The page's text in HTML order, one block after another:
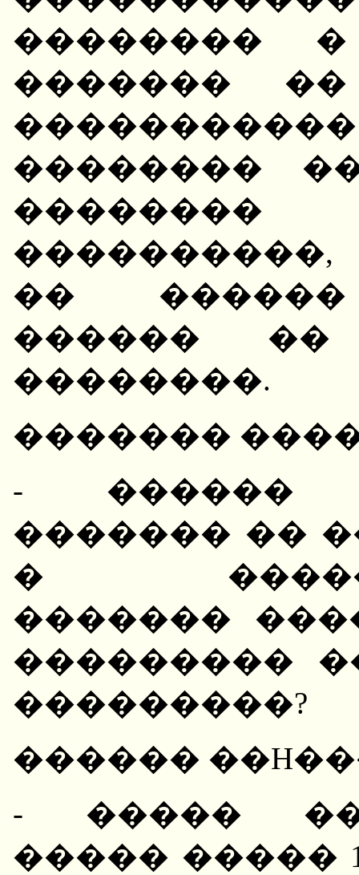
��������
�������
��������
�� ������
������ ��
��������.
�������
- ������
������� ��
�
�������
���������
���������?
������
- �����
����� �����